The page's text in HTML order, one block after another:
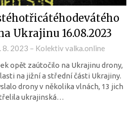
Ukrajinu 16.08.2023
8. 2023 – Kolektiv valka.online
opět zaútočilo na Ukrajinu drony,
na jižní a střední části Ukrajiny.
drony v několika vlnách, 13 jich
ukrajinská…